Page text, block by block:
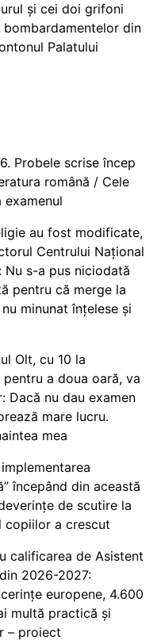
și cei doi grifoni
din
Palatului
Probele scrise încep
română / Cele
au fost modificate,
Centrului Național
Nu s-a pus niciodată
pentru că merge la
minunat înțelese și
Olt, cu 10 la
a doua oară, va
Dacă nu dau examen
mare lucru.
mea
începând din această
de scutire la
copiilor a crescut
calificarea de Asistent
2026-2027:
europene, 4.600
multă practică și
– proiect